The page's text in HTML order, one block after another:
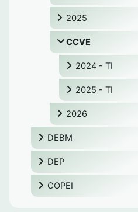
2025
CCVE
2024 - TI
2025 - TI
2026
DEBM
DEP
COPEI